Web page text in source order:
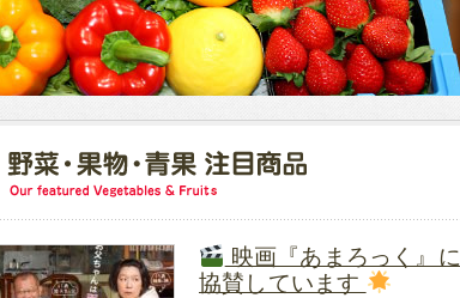
映画『あまろっく』に
協賛しています